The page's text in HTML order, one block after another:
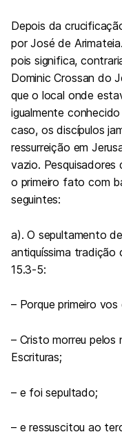
Depois da
por José de
pois significa,
Dominic Crossan do
que o local onde
igualmente
caso, os discípulos
ressurreição em
vazio.
o primeiro fato com
seguintes:
a). O sepultamento
antiquíssima tradição
15.3-5:
– Porque primeiro
– Cristo morreu pelos
Escrituras;
– e foi sepultado;
– e ressuscitou ao